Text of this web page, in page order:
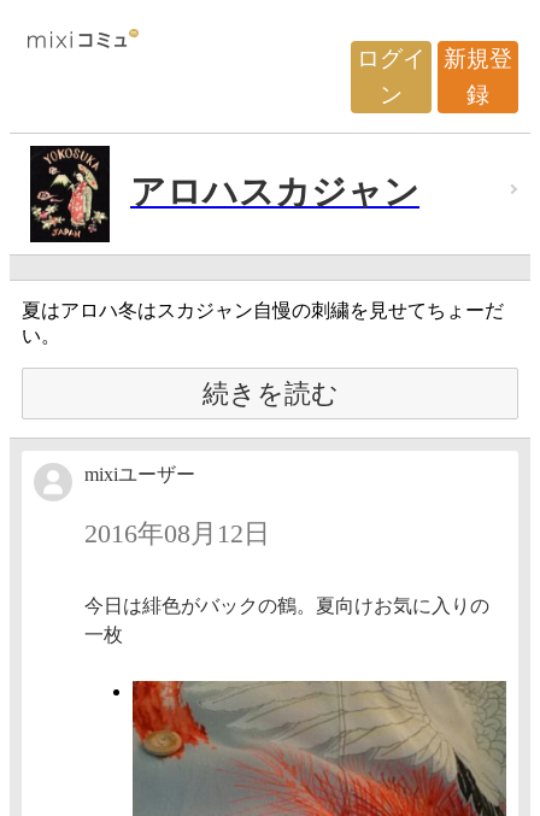
ログイ
ン
新規登
録
アロハスカジャン
夏はアロハ冬はスカジャン自慢の刺繍を見せてちょーだ
い。
続きを読む
mixiユーザー
2016年08月12日
今日は緋色がバックの鶴。夏向けお気に入りの
一枚